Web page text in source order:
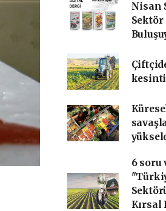
Nisan
Sektör
6 soru
Kırsal